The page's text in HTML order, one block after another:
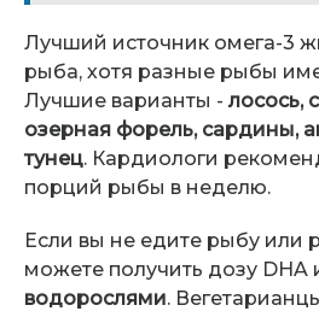
Лучший источник омега-3
рыба, хотя разные рыбы
Лучшие варианты - лосось,
озерная форель, сардины,
тунец. Кардиологи
порций рыбы в неделю.
Если вы не едите рыбу или
можете получить дозу DHA
водорослями.